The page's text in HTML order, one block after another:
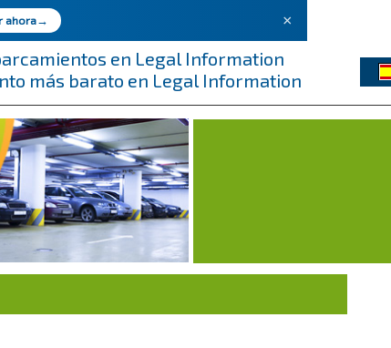
ahora→ ×
en Legal Information
más barato en Legal Information